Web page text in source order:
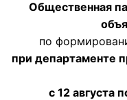
Общественная
по
при департаменте
с 12 августа